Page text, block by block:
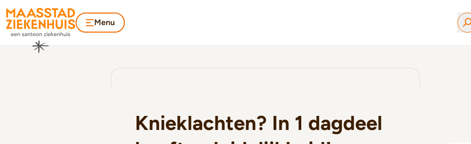
Menu
Knieklachten? In 1 dagdeel